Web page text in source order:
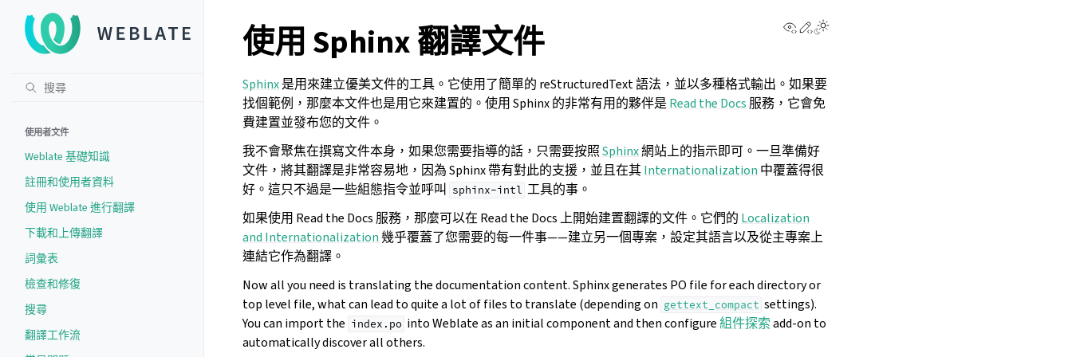
使用者文件
Weblate 基礎知識
註冊和使用者資料
使用 Weblate 進行翻譯
下載和上傳翻譯
詞彙表
檢查和修復
搜尋
翻譯工作流
View this page
Edit this page
使用 Sphinx 翻譯文件
Sphinx是用來建立優美文件的工具。它使用了簡單的 reStructuredText 語法，並以多種格式輸出。如果要
找個範例，那麼本文件也是用它來建置的。使用 Sphinx 的非常有用的夥伴是 Read the Docs 服務，它會免
費建置並發布您的文件。
我不會聚焦在撰寫文件本身，如果您需要指導的話，只需要按照Sphinx網站上的指示即可。一旦準備好
文件，將其翻譯是非常容易地，因為 Sphinx 帶有對此的支援，並且在其Internationalization 中覆蓋得很
好。這只不過是一些組態指令並呼叫
sphinx-intl 工具的事。
如果使用 Read the Docs 服務，那麼可以在 Read the Docs 上開始建置翻譯的文件。它們的 Localization
and Internationalization幾乎覆蓋了您需要的每一件事——建立另一個專案，設定其語言以及從主專案上
連結它作為翻譯。
Now all you need is translating the documentation content. Sphinx generates PO file for each directory or
top level file, what can lead to quite a lot of files to translate (depending on gettext_compact settings).
You can import the index.po into Weblate as an initial component and then configure組件探索add-on to
automatically discover all others.